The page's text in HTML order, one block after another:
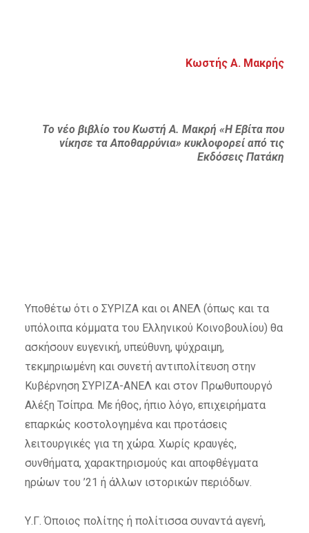
Κωστής Α. Μακρής
Το νέο βιβλίο του Κωστή Α. Μακρή «Η Εβίτα που
νίκησε τα Αποθαρρύνια» κυκλοφορεί από τις
Εκδόσεις Πατάκη
Υποθέτω ότι ο ΣΥΡΙΖΑ και οι ΑΝΕΛ (όπως και τα
υπόλοιπα κόμματα του Ελληνικού Κοινοβουλίου) θα
ασκήσουν ευγενική, υπεύθυνη, ψύχραιμη,
τεκμηριωμένη και συνετή αντιπολίτευση στην
Κυβέρνηση ΣΥΡΙΖΑ-ΑΝΕΛ και στον Πρωθυπουργό
Αλέξη Τσίπρα. Με ήθος, ήπιο λόγο, επιχειρήματα
επαρκώς κοστολογημένα και προτάσεις
λειτουργικές για τη χώρα. Χωρίς κραυγές,
συνθήματα, χαρακτηρισμούς και αποφθέγματα
ηρώων του ’21 ή άλλων ιστορικών περιόδων.
Υ.Γ. Όποιος πολίτης ή πολίτισσα συναντά αγενή,